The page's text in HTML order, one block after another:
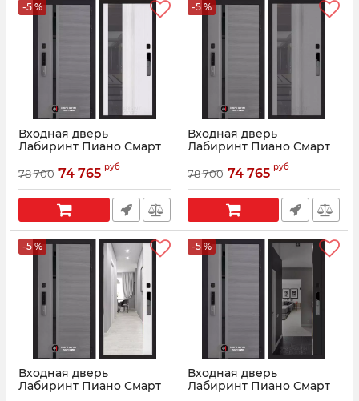
-5 %
Входная дверь
Лабиринт Пиано Смарт
2.0 - 32 тонированным
Белый рельеф софт
Артикул: 210091
78 700 74 765 руб
-5 %
Входная дверь
Лабиринт Пиано Смарт
2.0 - 32 тонированным
Серый рельеф софт
Артикул: 210094
78 700 74 765 руб
-5 %
Входная дверь
Лабиринт Пиано Смарт
-5 %
Входная дверь
Лабиринт Пиано Смарт